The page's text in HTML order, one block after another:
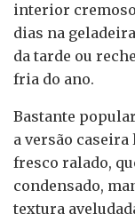
interior
dias na
da tarde ou
fria do ano.
Bastante
a versão caseira
fresco ralado,
condensado,
textura